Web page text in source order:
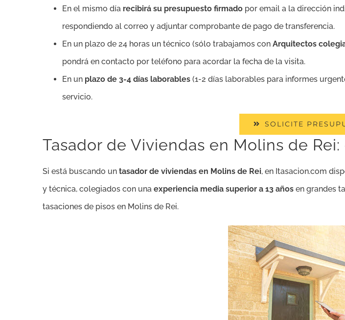
En el mismo día recibirá su presupuesto firmado por email a la dirección
respondiendo al correo y adjuntar comprobante de pago de transferencia.
En un plazo de 24 horas un técnico (sólo trabajamos con Arquitectos
pondrá en contacto por teléfono para acordar la fecha de la visita.
En un plazo de 3-4 días laborables (1-2 días laborables para informes
servicio.
SOLICITE
Tasador de Viviendas en Molins de
Si está buscando un tasador de viviendas en Molins de Rei, en Itasacion.com
y técnica, colegiados con una experiencia media superior a 13 años en grandes
tasaciones de pisos en Molins de Rei.